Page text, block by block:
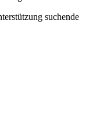
suchende